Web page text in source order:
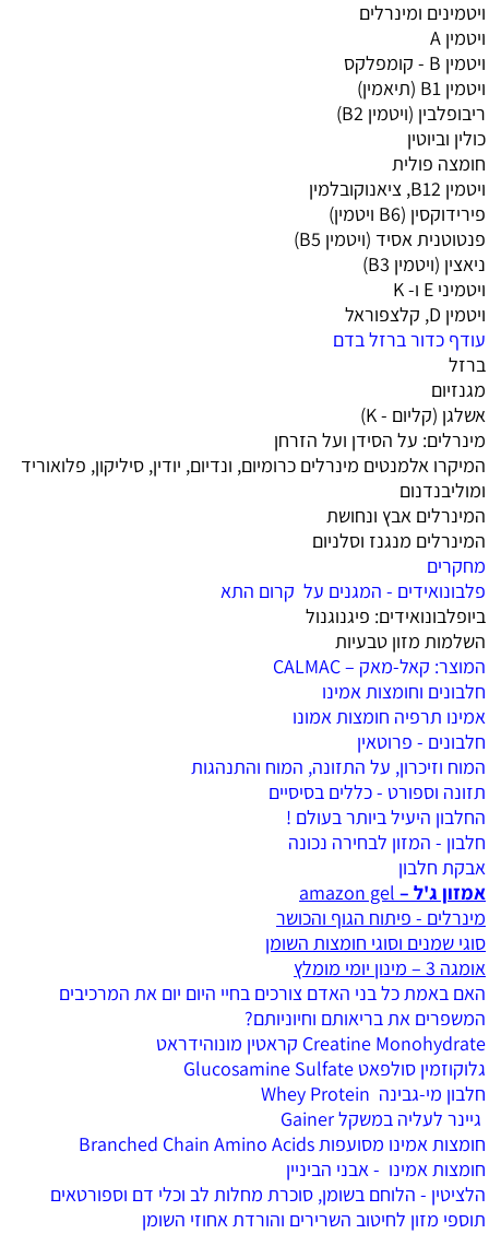
ויטמינים ומינרלים
ויטמין A
ויטמין B - קומפלקס
ויטמין B1 (תיאמין)
ריבופלבין (ויטמין B2)
כולין וביוטין
חומצה פולית
ויטמין B12, ציאנוקובלמין
פירידוקסין (B6 ויטמין)
פנטוטנית אסיד (ויטמין B5)
ניאצין (ויטמין B3)
ויטמיני E ו- K
ויטמין D, קלצפוראל
עודף כדור ברזל בדם
ברזל
מגנזיום
אשלגן (קליום - K)
מינרלים: על הסידן ועל הזרחן
המיקרו אלמנטים מינרלים כרומיום, ונדיום, יודין, סיליקון, פלואוריד
ומוליבנדנום
המינרלים אבץ ונחושת
המינרלים מנגנז וסלניום
מחקרים
פלבונואידים - המגנים על קרום התא
ביופלבונואידים: פיגנוגנול
השלמות מזון טבעיות
המוצר: קאל-מאק – CALMAC
חלבונים וחומצות אמינו
אמינו תרפיה חומצות אמונו
חלבונים - פרוטאין
המוח וזיכרון, על התזונה, המוח והתנהגות
תזונה וספורט - כללים בסיסיים
החלבון היעיל ביותר בעולם !
חלבון - המזון לבחירה נכונה
אבקת חלבון
אמזון ג'ל –
מינרלים - פיתוח הגוף והכושר
סוגי שמנים וסוגי חומצות השומן
אומגה 3 – מינון יומי מומלץ
האם באמת כל בני האדם צורכים בחיי היום יום את המרכיבים
המשפרים את בריאותם וחיוניותם?
Creatine Monohydrate קראטין מונוהידראט
גלוקוזמין סולפאט Glucosamine Sulfate
חלבון מי-גבינה Whey Protein
גיינר לעליה במשקל Gainer
חומצות אמינו מסועפות Branched Chain Amino Acids
חומצות אמינו - אבני הביניין
הלציטין - הלוחם בשומן, סוכרת מחלות לב וכלי דם וספורטאים
תוספי מזון לחיטוב השרירים והורדת אחוזי השומן